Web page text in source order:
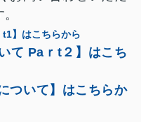
】はこちらから
て Paｒt２】はこち
ついて】はこちらか